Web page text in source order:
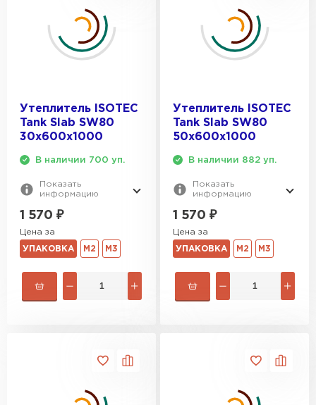
Утеплитель ISOTEC
Tank Slab SW80
30х600х1000
В наличии 700 уп.
Показать
информацию
1 570 ₽
Цена за
УПАКОВКА М2 М3
Утеплитель ISOTEC
Tank Slab SW80
50х600х1000
В наличии 882 уп.
Показать
информацию
1 570 ₽
Цена за
УПАКОВКА М2 М3